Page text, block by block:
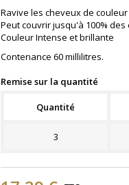
Ravive les cheveux de
Peut couvrir jusqu'à 100% des
Couleur Intense et brillante
Contenance 60 millilitres.
Remise sur la quantité
Quantité
3